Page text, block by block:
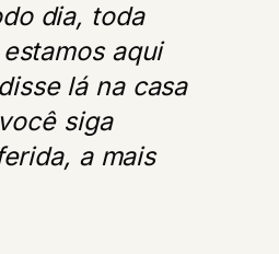
dia, toda
aqui
lá na casa
siga
a mais